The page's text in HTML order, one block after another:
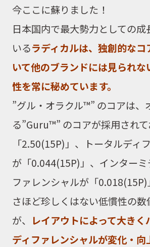
今ここに蘇りました！
日本国内で最大勢力としての成
いるラディカルは、独創的なコ
いて他のブランドには見られ
性を常に秘めています。
”グル・オラクル™” のコアは、
る”Guru™” のコアが採用され
「2.50(15P)」、トータルディ
が「0.044(15P)」、インターミ
ファレンシャルが「
さほど珍しくはない低慣性の
が、 レイアウトによって大き
ディファレンシャルが変化・向